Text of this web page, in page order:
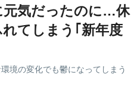
元気だったのに…休
てしまう｢新年度
境の変化でも鬱になってしまう